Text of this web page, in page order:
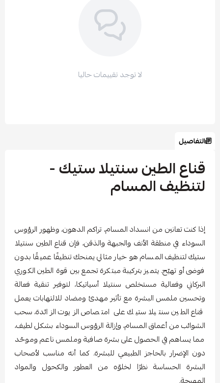
لا توجد تقييمات حاليا
التفاصيل
قناع الطين سنتيلا ستيك -
لتنظيف المسام
إذا كنت تعانين من انسداد المسام، تراكم الدهون، وظهور الرؤوس
السوداء في منطقة الأنف والجبهة والذقن، فإن قناع الطين سنتيلا
ستيك لتنظيف المسام هو خيار مثالي يمنحك تنظيفًا عميقًا بدون
فوضى أو تهيّج. يتميز بتركيبة مبتكرة تجمع بين قوة الطين الكوري
البركاني وفعالية مستخلص سنتيلا أسياتيكا، لتوفير تنقية فعالة
وتحسين ملمس البشرة مع تأثير مهدئ ومضاد للالتهابات يعمل
قناع الطين سنتيلا ستيك على امتصاص الزيوت الزائدة، سحب
الشوائب من أعماق المسام، وإزالة الرؤوس السوداء بشكل لطيف،
مما يساهم في الحصول على بشرة صافية وملمس ناعم وموحّد
دون الإضرار بالحاجز الطبيعي للبشرة. كما أنه مناسب لأصحاب
البشرة الحساسة نظرًا لخلوّه من العطور والكحول والمواد